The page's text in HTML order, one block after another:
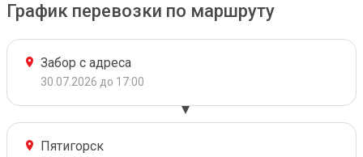
График перевозки по маршруту
Забор с адреса
30.07.2026 до 17:00
Пятигорск